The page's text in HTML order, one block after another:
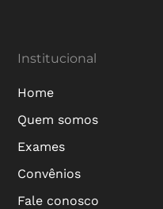
Institucional
Home
Quem somos
Exames
Convênios
Fale conosco